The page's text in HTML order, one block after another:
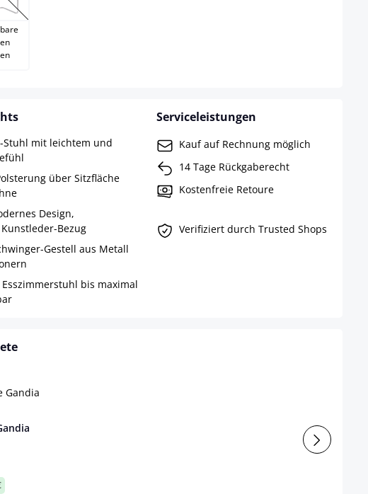
Stuhl mit leichtem und
über Sitzfläche
Design,
Bezug
Gestell aus Metall
bis maximal
Serviceleistungen
Kauf auf Rechnung möglich
14 Tage Rückgaberecht
Kostenfreie Retoure
Verifiziert durch Trusted Shops